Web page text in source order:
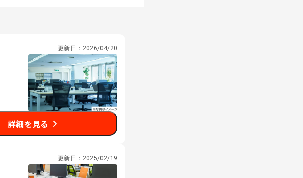
更新日： 2026/04/20
詳細を見る
更新日： 2025/02/19